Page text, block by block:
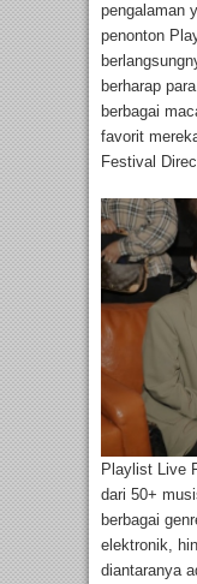
pengalaman
penonton
berharap
berbagai
favorit
Festival
Playlist Live
dari 50+
berbagai
elektronik,
diantaranya